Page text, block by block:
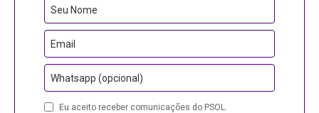
Seu Nome
Email
Whatsapp (opcional)
PhoneEu aceito receber comunicações do PSOL.